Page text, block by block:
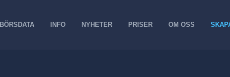
BÖRSDATA INFO NYHETER PRISER OM OSS